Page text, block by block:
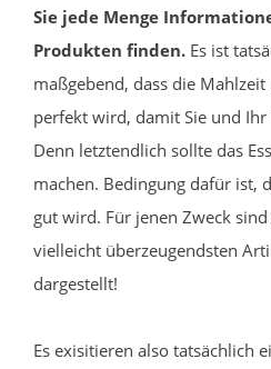
Sie jede Menge
Produkten finden. Es ist
maßgebend, dass die
perfekt wird, damit Sie und
Denn letztendlich sollte das
machen. Bedingung dafür ist,
gut wird. Für jenen Zweck
vielleicht überzeugendsten
dargestellt!
Es exisitieren also tatsächlich